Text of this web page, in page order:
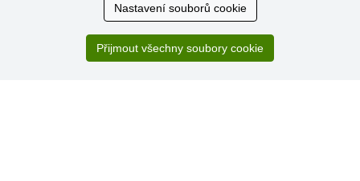
Sortiment za fajn ceny a hlavně super rychlé dodání. Moc
Nastavení souborů cookie
Přijmout všechny soubory cookie